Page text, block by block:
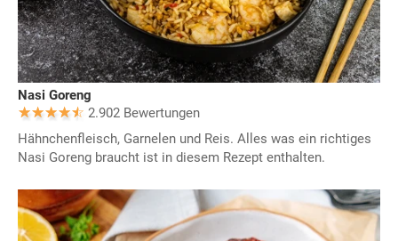
Nasi Goreng
2.902 Bewertungen
Hähnchenfleisch, Garnelen und Reis. Alles was ein richtiges
Nasi Goreng braucht ist in diesem Rezept enthalten.